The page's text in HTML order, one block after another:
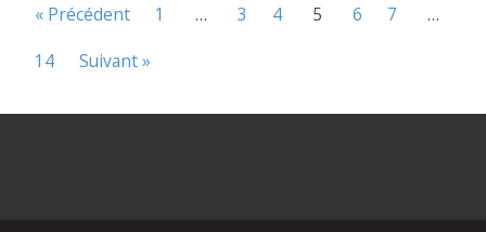
« Précédent 1 … 3 4 5 6 7
…
14
Suivant »